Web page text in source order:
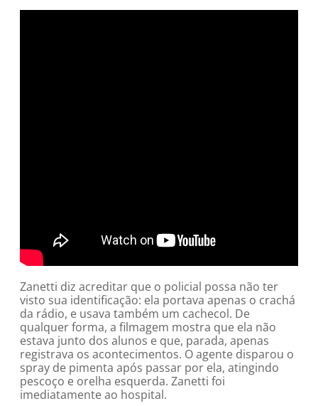
Zanetti diz acreditar que o policial possa não ter
visto sua identificação: ela portava apenas o crachá
da rádio, e usava também um cachecol. De
qualquer forma, a filmagem mostra que ela não
estava junto dos alunos e que, parada, apenas
registrava os acontecimentos. O agente disparou o
spray de pimenta após passar por ela, atingindo
pescoço e orelha esquerda. Zanetti foi
imediatamente ao hospital.